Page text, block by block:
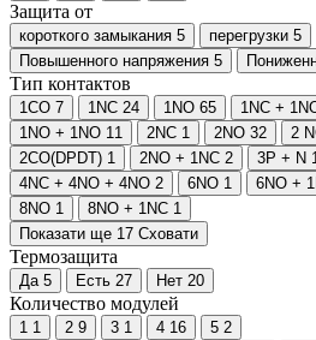
Защита от
короткого замыкания 5 перегрузки 5
Повышенного напряжения 5
Тип контактов
1CO 7 1NC 24 1NO 65 1NC +
1NO + 1NO 11 2NC 1 2NO 32 2
2CO(DPDT) 1 2NO + 1NC 2 3P + N
4NC + 4NO + 4NO 2 6NO 1 6NO +
8NO 1 8NO + 1NC 1
Показати ще 17 Сховати
Термозащита
Да 5 Есть 27 Нет 20
Количество модулей
1 1 2 9 3 1 4 16 5 2